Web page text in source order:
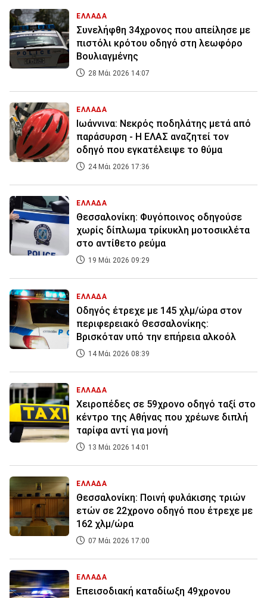
ΕΛΛΑΔΑ
Συνελήφθη 34χρονος που απείλησε με
πιστόλι κρότου οδηγό στη λεωφόρο
Βουλιαγμένης
28 Μάι 2026 14:07
ΕΛΛΑΔΑ
Ιωάννινα: Νεκρός ποδηλάτης μετά από
παράσυρση - Η ΕΛΑΣ αναζητεί τον
οδηγό που εγκατέλειψε το θύμα
24 Μάι 2026 17:36
ΕΛΛΑΔΑ
Θεσσαλονίκη: Φυγόποινος οδηγούσε
χωρίς δίπλωμα τρίκυκλη μοτοσικλέτα
στο αντίθετο ρεύμα
19 Μάι 2026 09:29
ΕΛΛΑΔΑ
Οδηγός έτρεχε με 145 χλμ/ώρα στον
περιφερειακό Θεσσαλονίκης:
Βρισκόταν υπό την επήρεια αλκοόλ
14 Μάι 2026 08:39
ΕΛΛΑΔΑ
Χειροπέδες σε 59χρονο οδηγό ταξί στο
κέντρο της Αθήνας που χρέωνε διπλή
ταρίφα αντί για μονή
13 Μάι 2026 14:01
ΕΛΛΑΔΑ
Θεσσαλονίκη: Ποινή φυλάκισης τριών
ετών σε 22χρονο οδηγό που έτρεχε με
162 χλμ/ώρα
07 Μάι 2026 17:00
ΕΛΛΑΔΑ
Επεισοδιακή καταδίωξη 49χρονου